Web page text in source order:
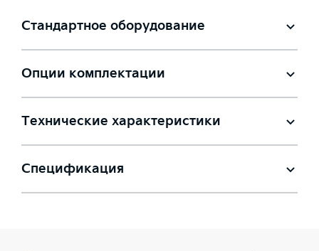
Стандартное оборудование
Опции комплектации
Технические характеристики
Спецификация